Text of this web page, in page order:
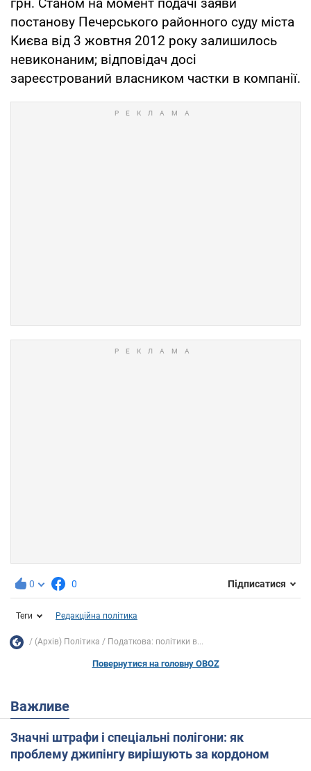
постанову Печерського районного суду міста
Києва від 3 жовтня 2012 року залишилось
невиконаним; відповідач досі
зареєстрований власником частки в компанії.
0 0 Підписатися
Теги Редакційна політика
(Архів) Політика Податкова: політики в...
Повернутися на головну OBOZ
Важливе
Значні штрафи і спеціальні полігони: як
проблему джипінгу вирішують за кордоном